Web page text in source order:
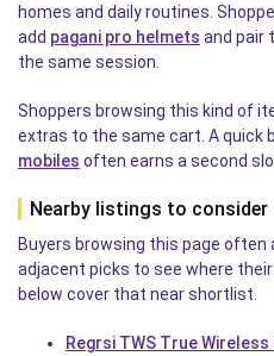
homes and daily routines.
add pagani pro helmets and pair
the same session.
Shoppers browsing this kind of
extras to the same cart. A quick
mobiles often earns a second
Nearby listings to consider
Buyers browsing this page often
adjacent picks to see where
below cover that near shortlist.
Regrsi TWS True